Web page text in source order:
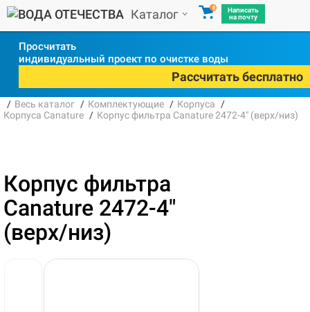
Каталог 0
Написать
на почту
Просчитать
индивидуальный проект по очистке воды
Рассчитать бесплатно
Весь каталог Комплектующие
Корпуса
Корпуса Canature
Корпус фильтра Canature 2472-4" (верх/низ)
Корпус фильтра
Canature 2472-4"
(верх/низ)